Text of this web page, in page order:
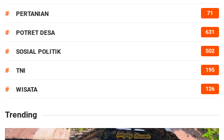
# PERTANIAN 71
# POTRET DESA 631
# SOSIAL POLITIK 502
# TNI 195
# WISATA 126
Trending